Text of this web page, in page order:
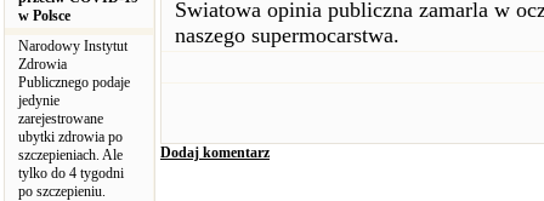
w Polsce
Narodowy Instytut
Zdrowia
Publicznego podaje
jedynie
zarejestrowane
ubytki zdrowia po
szczepieniach. Ale
tylko do 4 tygodni
po szczepieniu.
Swiatowa opinia publiczna zamarla w
naszego supermocarstwa.
Dodaj komentarz